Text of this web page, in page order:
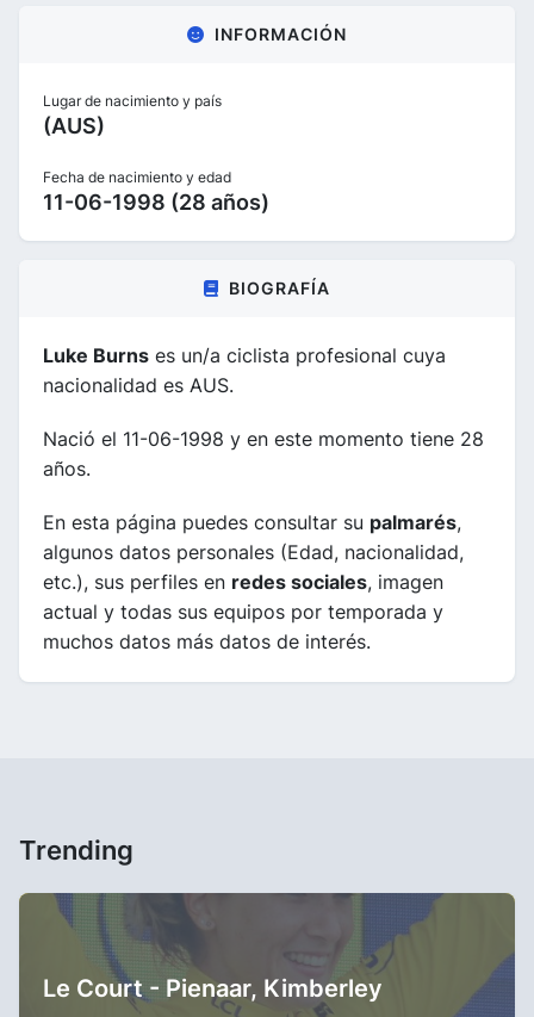
INFORMACIÓN
Lugar de nacimiento y país
(AUS)
Fecha de nacimiento y edad
11-06-1998 (28 años)
BIOGRAFÍA
Luke Burns es un/a ciclista profesional cuya
nacionalidad es AUS.
Nació el 11-06-1998 y en este momento tiene 28
años.
En esta página puedes consultar su palmarés,
algunos datos personales (Edad, nacionalidad,
etc.), sus perfiles en redes sociales, imagen
actual y todas sus equipos por temporada y
muchos datos más datos de interés.
Trending
Le Court - Pienaar, Kimberley